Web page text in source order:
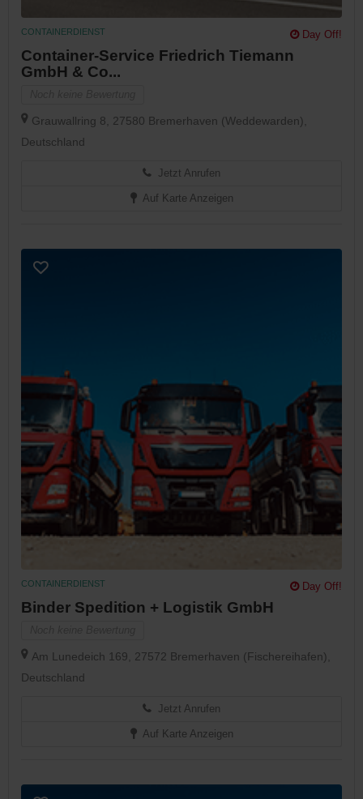
CONTAINERDIENST Day Off!
Container-Service Friedrich Tiemann
GmbH & Co...
Grauwallring 8, 27580 Bremerhaven (Weddewarden),
Deutschland
Jetzt Anrufen
Auf Karte Anzeigen
CONTAINERDIENST Day Off!
Binder Spedition + Logistik GmbH
Am Lunedeich 169, 27572 Bremerhaven (Fischereihafen),
Deutschland
Jetzt Anrufen
Auf Karte Anzeigen